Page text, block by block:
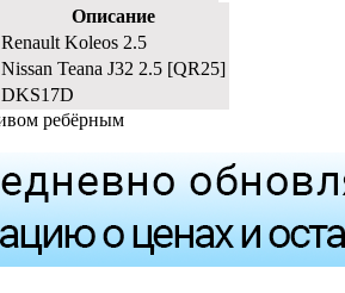
Описание
Renault Koleos 2.5
Nissan Teana J32 2.5 [QR25]
DKS17D
ребёрным